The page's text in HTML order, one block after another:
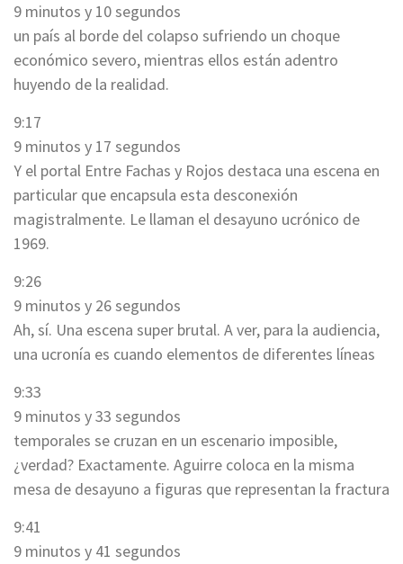
9 minutos y 10 segundos
un país al borde del colapso sufriendo un choque
económico severo, mientras ellos están adentro
huyendo de la realidad.
9:17
9 minutos y 17 segundos
Y el portal Entre Fachas y Rojos destaca una escena en
particular que encapsula esta desconexión
magistralmente. Le llaman el desayuno ucrónico de
1969.
9:26
9 minutos y 26 segundos
Ah, sí. Una escena super brutal. A ver, para la audiencia,
una ucronía es cuando elementos de diferentes líneas
9:33
9 minutos y 33 segundos
temporales se cruzan en un escenario imposible,
¿verdad? Exactamente. Aguirre coloca en la misma
mesa de desayuno a figuras que representan la fractura
9:41
9 minutos y 41 segundos